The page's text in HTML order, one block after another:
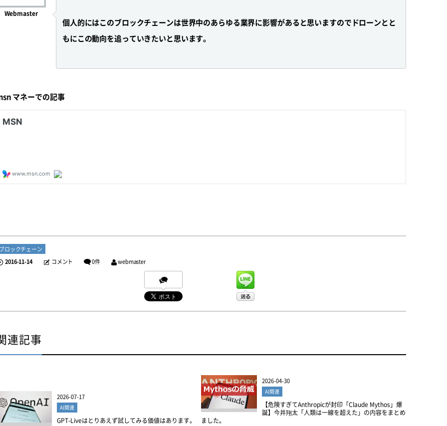
Webmaster
個人的にはこのブロックチェーンは世界中のあらゆる業界に影響があると思いますのでドローンとと
もにこの動向を追っていきたいと思います。
マネーでの記事
ロックチェーン
2016-11-14
コメント 0件 webmaster
連記事
2026-07-17
AI関連
GPT-Liveはとりあえず試してみる価値はあります。
2026-04-30
AI関連
【危険すぎてAnthropicが封印「Claude Mythos」爆
誕】今井翔太「人類は一線を超えた」の内容をまとめ
ました。